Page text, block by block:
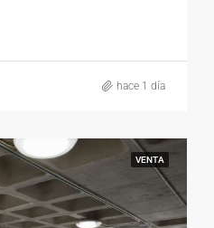
hace 1 día
VENTA